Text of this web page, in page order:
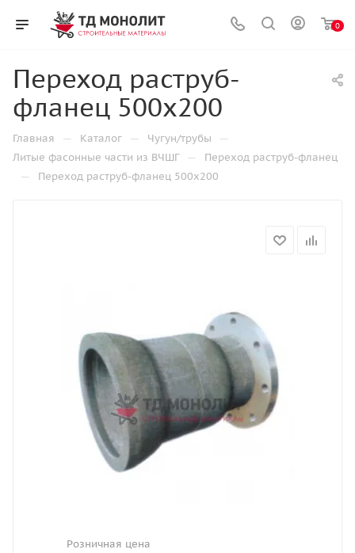
0
Переход раструб-
фланец 500х200
Главная — Каталог — Чугун/трубы —
Литые фасонные части из ВЧШГ — Переход раструб-фланец
— Переход раструб-фланец 500х200
Розничная цена